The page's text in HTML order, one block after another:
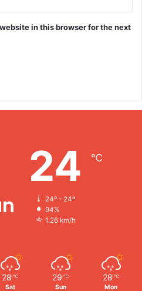
in this browser for the next
24 ℃
24º - 24º
94%
1.26 km/h
28 ℃
Sat
29 ℃
Sun
28 ℃
Mon